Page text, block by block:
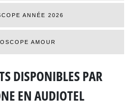
ANNÉE 2026
AMOUR
DISPONIBLESPAR
EN AUDIOTEL